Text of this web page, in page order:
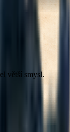
větší smysl.